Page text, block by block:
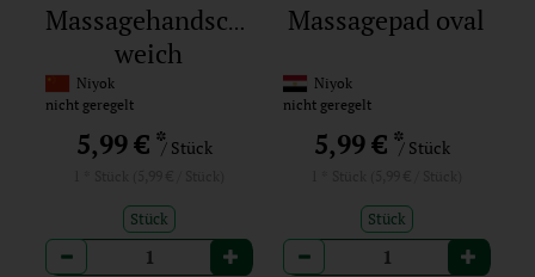
Massagehandschuh
weich
Niyok
nicht geregelt
5,99 €*/ Stück
Stück
Anzahl
Massagepad oval
Niyok
nicht geregelt
5,99 €*/ Stück
Stück
Anzahl